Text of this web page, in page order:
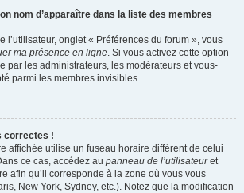
nom d’apparaître dans la liste des membres
l’utilisateur, onglet « Préférences du forum », vous
ma présence en ligne. Si vous activez cette option
par les administrateurs, les modérateurs et vous-
parmi les membres invisibles.
correctes !
affichée utilise un fuseau horaire différent de celui
ce cas, accédez au panneau de l’utilisateuret
afin qu’il corresponde à la zone où vous vous
New York, Sydney, etc.). Notez que la modification